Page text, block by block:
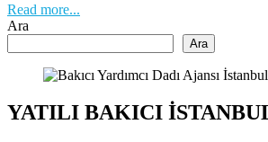
Read more...
Ara
Ara
YATILI BAKICI